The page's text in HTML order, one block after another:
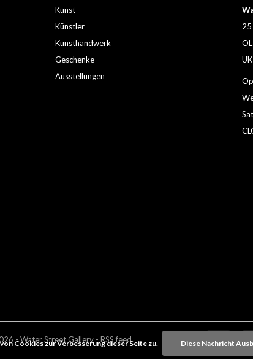
Kunst
Künstler
Kunsthandwerk
Geschenke
Ausstellungen
UK
- Water Street Gallery - RSS feed
Cookies zur Verbesserung dieser Seite zu. Diese Nachricht